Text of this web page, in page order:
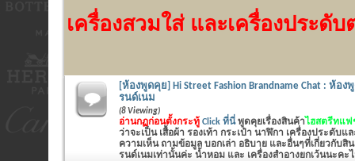
เครื่องสวมใส่ และเครื่องประดับ
[ห้องพูดคุย] Hi Street Fashion Brandname Chat : ห้อ
รนด์เนม
(8 Viewing)
อ่านกฏก่อนตั้งกระทู้ Click ที่นี่ พูดคุยเรื่องสินค้าไฮสตรีทแฟ
ว่าจะเป็น เสื้อผ้า รองเท้า กระเป๋า นาฬิกา เครื่องประดับแ
ความเห็น ถามข้อมูล บอกเล่า อธิบาย และอื่นๆที่เกี่ยวกับ
รนด์เนมเท่านั้นค่ะ น้ำหอม และ เครื่องสำอางยกเว้นนะคะ